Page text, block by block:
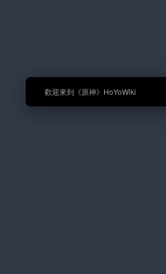
🎉 歡迎來到《原神》HoYoWiki